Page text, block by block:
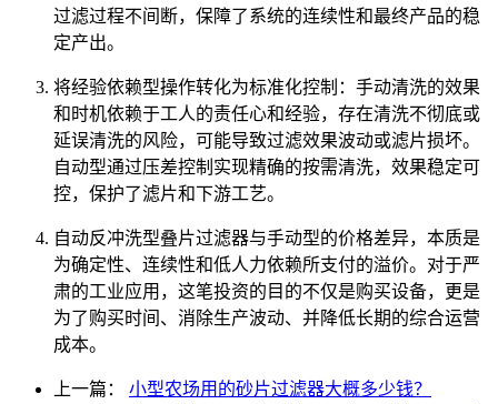
过滤过程不间断，保障了系统的连续性和最终产品的稳
定产出。
将经验依赖型操作转化为标准化控制：手动清洗的效果
和时机依赖于工人的责任心和经验，存在清洗不彻底或
延误清洗的风险，可能导致过滤效果波动或滤片损坏。
自动型通过压差控制实现精确的按需清洗，效果稳定可
控，保护了滤片和下游工艺。
自动反冲洗型叠片过滤器与手动型的价格差异，本质是
为确定性、连续性和低人力依赖所支付的溢价。对于严
肃的工业应用，这笔投资的目的不仅是购买设备，更是
为了购买时间、消除生产波动、并降低长期的综合运营
成本。
上一篇： 小型农场用的砂片过滤器大概多少钱？